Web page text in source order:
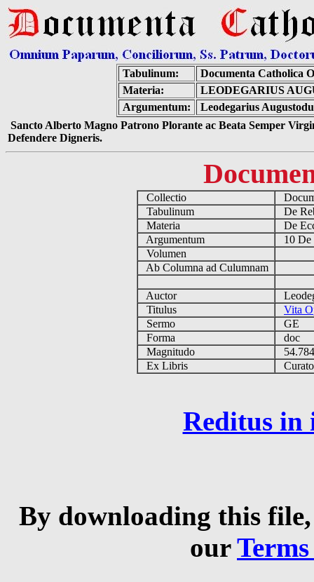
Tabulinum:
Documenta Catholica
Materia:
LEODEGARIUS
Argumentum:
Leodegarius
Sancto Alberto Magno Patrono Plorante ac Beata Semper
Defendere Digneris.
Collectio
Tabulinum
De
Materia
De
Argumentum
10 De
Volumen
Ab Columna ad Culumnam
Auctor
Titulus
Vita
Sermo
GE
Forma
doc
Magnitudo
Ex Libris
Reditus in
By downloading this
our